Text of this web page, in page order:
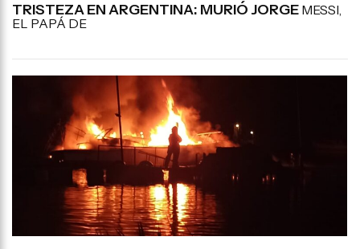
TRISTEZA EN ARGENTINA: MURIÓ JORGE MESSI,
EL PAPÁ DE